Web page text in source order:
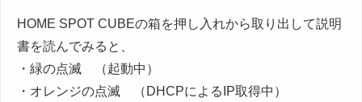
HOME SPOT CUBEの箱を押し入れから取り出して説明
書を読んでみると、
・緑の点滅 （起動中）
・オレンジの点滅 （DHCPによるIP取得中）